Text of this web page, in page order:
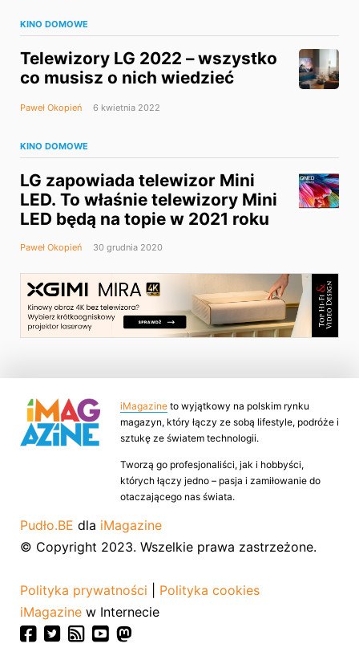
KINO DOMOWE
Telewizory LG 2022 – wszystko
co musisz o nich wiedzieć
Paweł Okopień 6 kwietnia 2022
KINO DOMOWE
LG zapowiada telewizor Mini
LED. To właśnie telewizory Mini
LED będą na topie w 2021 roku
Paweł Okopień 30 grudnia 2020
iMagazine to wyjątkowy na polskim rynku
magazyn, który łączy ze sobą lifestyle, podróże i
sztukę ze światem technologii.
Tworzą go profesjonaliści, jak i hobbyści,
których łączy jedno – pasja i zamiłowanie do
otaczającego nas świata.
Pudło.BE dla iMagazine
© Copyright 2023. Wszelkie prawa zastrzeżone.
Polityka prywatności
Polityka cookies
iMagazine w Internecie